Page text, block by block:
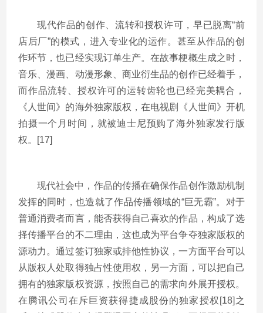
现代作品的创作、流转和授权许可，早已脱离“前
店后厂”的模式，进入专业化的运作。甚至从作品的创
作环节，也已经实现订单生产。在故事梗概生成之时，
音乐、漫画、动漫形象、商业衍生品的创作已经着手，
而作品流转、授权许可的运转齿轮也已经完美耦合，
《人世间》的海外独家版权，在电视剧《人世间》开机
拍摄一个月时间，就被迪士尼预购了海外独家发行版
权。[17]
现代社会中，作品的传播在确保作品创作激励机制
发挥的同时，也造就了作品传播领域的“巨无霸”。对于
普通消费者而言，能否获得自己喜欢的作品，构成了选
择传播平台的不二理由，这也成为平台争夺独家版权的
源动力。通过签订独家或排他性协议，一方面平台可以
从版权人处取得独占性使用权，另一方面，可以把自己
拥有的独家版权资源，按照自己的需求向外展开授权。
在腾讯公司在斥巨资获得捷成股份的独家授权[18]之